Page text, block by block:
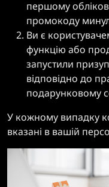
першому
промокоду
Ви є
функцію або
запустили
відповідно до
подарунковому
У кожному випадку
вказані в вашій